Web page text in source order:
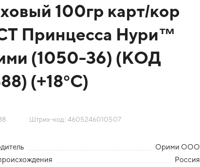
100гр карт/кор
Принцесса Нури™
(1050-36) (КОД
(+18°С)
Штрих-код: 4605246010507
Орими ООО
Россия